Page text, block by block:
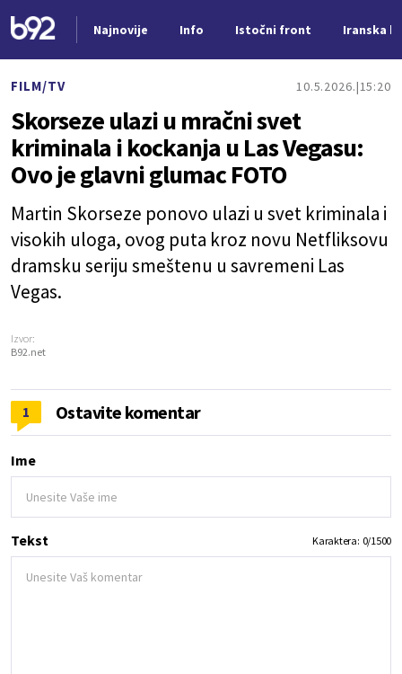
Najnovije Info Istočni front Iranska
FILM/TV 10.5.2026. 15:20
Skorseze ulazi u mračni svet
kriminala i kockanja u Las Vegasu:
Ovo je glavni glumac FOTO
Martin Skorseze ponovo ulazi u svet kriminala i
visokih uloga, ovog puta kroz novu Netfliksovu
dramsku seriju smeštenu u savremeni Las
Vegas.
Izvor:
B92.net
1 Ostavite komentar
Ime
Tekst Karaktera: 0/1500